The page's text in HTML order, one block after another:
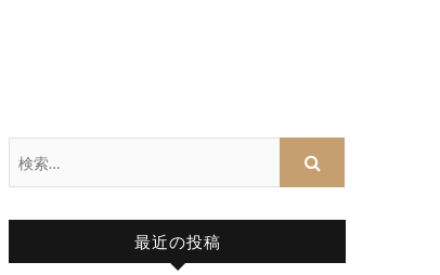
最近の投稿